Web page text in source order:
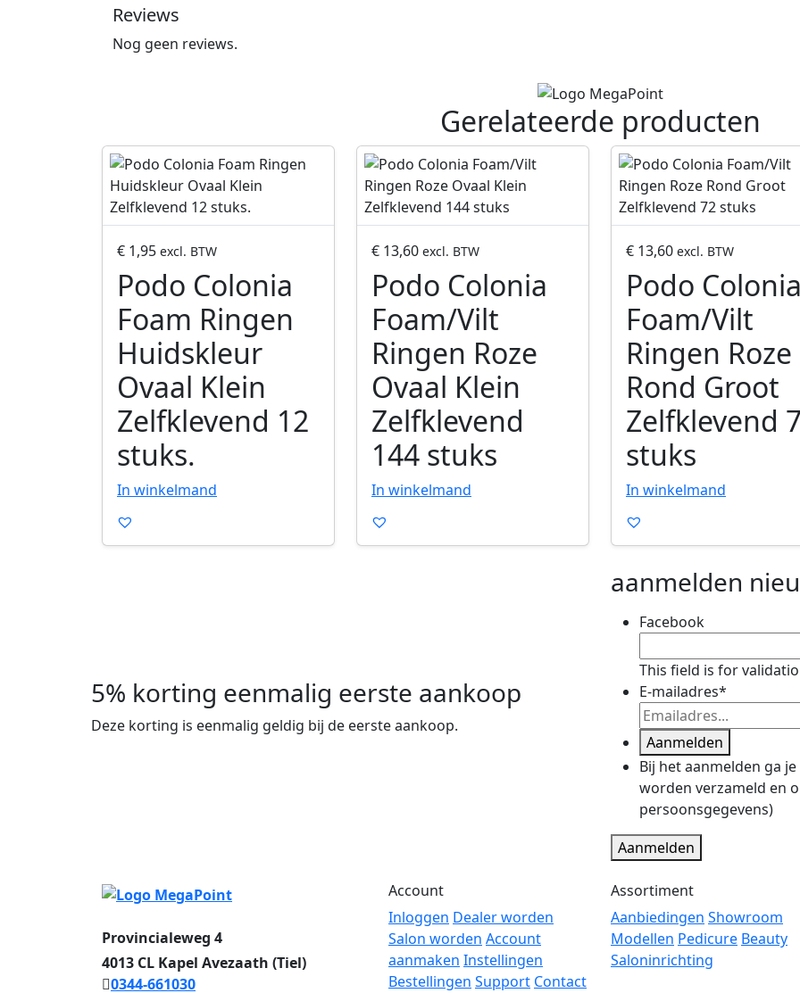
Reviews
Nog geen reviews.
Gerelateerde producten
P
r
o
d
u€ 1,95 excl. BTW
Podo Colonia
Foam Ringen
Huidskleur
Ovaal Klein
Zelfklevend 12
stuks.
In winkelmand
P
r
o
d
u€ 13,60 excl. BTW
Podo Colonia
Foam/Vilt
Ringen Roze
Ovaal Klein
Zelfklevend
144 stuks
In winkelmand
P
r
o
d
u€ 13,60 excl. BTW
Podo
Foam/Vilt
Ringen Roze
Rond Groot
Zelfklevend
stuks
In winkelmand
5% korting eenmalig eerste aankoop
Deze korting is eenmalig geldig bij de eerste aankoop.
aanmelden
Facebook
This field is for
E-mailadres*
Aanmelden
Bij het aanmelden ga
worden verzameld en
persoonsgegevens)
Aanmelden
Provincialeweg 4
4013 CL Kapel Avezaath (Tiel)
0344-661030
Account
Inloggen Dealer worden
Salon worden Account
aanmaken Instellingen
Bestellingen Support Contact
Assortiment
Aanbiedingen Showroom
Modellen Pedicure Beauty
Saloninrichting